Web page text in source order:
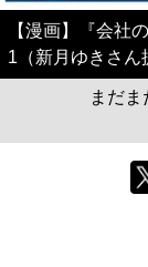
【漫画】『会社
1（新月ゆきさん
まだま